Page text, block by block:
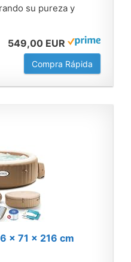
su pureza y
549,00 EUR
Compra Rápida
x 71 x 216 cm